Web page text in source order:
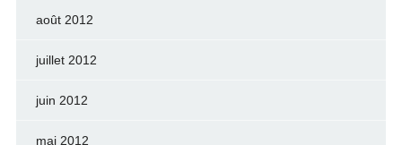
août 2012
juillet 2012
juin 2012
mai 2012